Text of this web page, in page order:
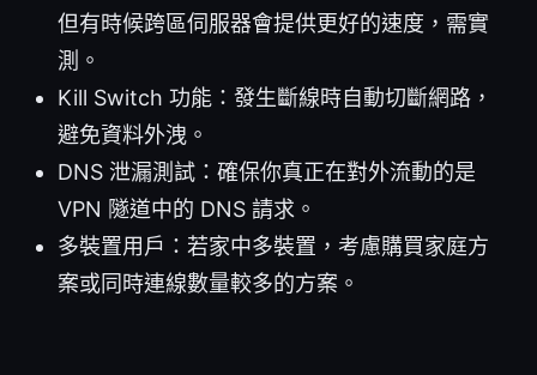
但有時候跨區伺服器會提供更好的速度，需實
測。
Kill Switch 功能：發生斷線時自動切斷網路，
避免資料外洩。
DNS 泄漏測試：確保你真正在對外流動的是
VPN 隧道中的 DNS 請求。
多裝置用戶：若家中多裝置，考慮購買家庭方
案或同時連線數量較多的方案。